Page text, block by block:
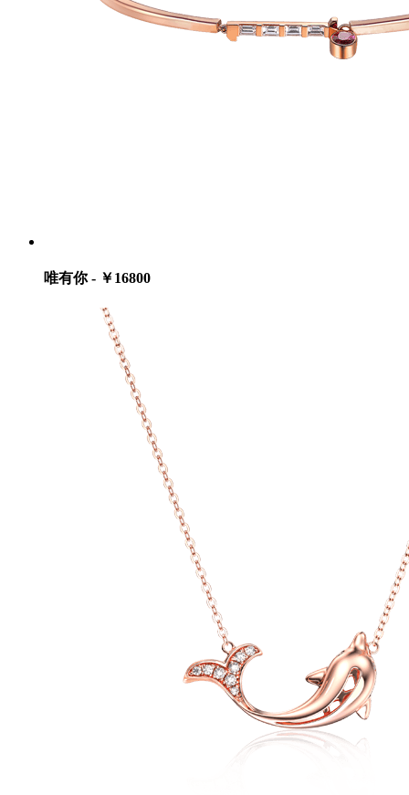
唯有你 - ￥16800